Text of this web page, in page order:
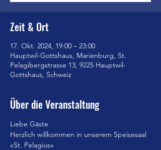
Zeit & Ort
17. Okt. 2024, 19:00 – 23:00
Hauptwil-Gottshaus, Marienburg, St.
Pelagibergstrasse 13, 9225 Hauptwil-
Gottshaus, Schweiz
Über die Veranstaltung
Liebe Gäste
Herzlich willkommen in unserem Speisesaal
«St. Pelagius»